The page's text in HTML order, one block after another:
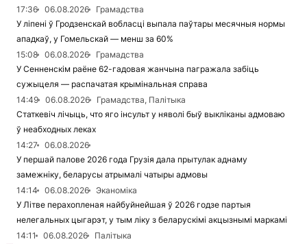
17:36
06.08.2026
Грамадства
У ліпені ў Гродзенскай вобласці выпала паўтары месячныя нормы
ападкаў, у Гомельскай — менш за 60%
15:08
06.08.2026
Грамадства
У Сенненскім раёне 62-гадовая жанчына пагражала забіць
сужыцеля — распачатая крымінальная справа
14:49
06.08.2026
Грамадства, Палітыка
Статкевіч лічыць, что яго інсульт у няволі быў выкліканы адмоваю
ў неабходных леках
14:27
06.08.2026
У першай палове 2026 года Грузія дала прытулак аднаму
замежніку, беларусы атрымалі чатыры адмовы
14:14
06.08.2026
Эканоміка
У Літве перахопленая найбуйнейшая ў 2026 годзе партыя
нелегальных цыгарэт, у тым ліку з беларускімі акцызнымі маркамі
14:11
06.08.2026
Палітыка